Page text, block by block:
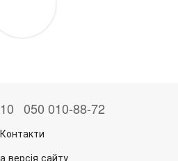
050 010-88-72
Контакти
версія сайту